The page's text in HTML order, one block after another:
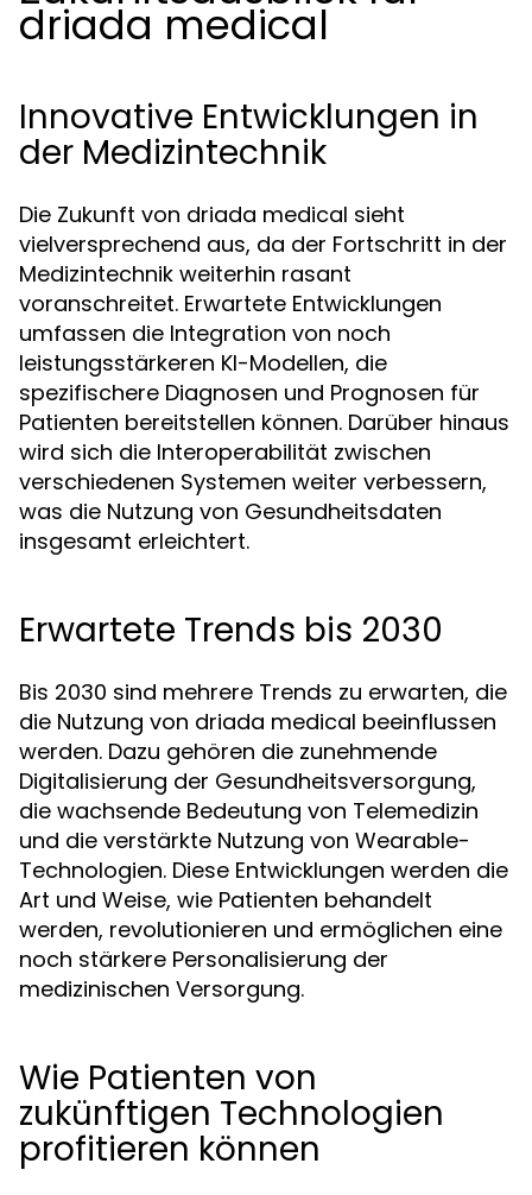
driada medical
Innovative Entwicklungen in
der Medizintechnik
Die Zukunft von driada medical sieht
vielversprechend aus, da der Fortschritt in der
Medizintechnik weiterhin rasant
voranschreitet. Erwartete Entwicklungen
umfassen die Integration von noch
leistungsstärkeren KI-Modellen, die
spezifischere Diagnosen und Prognosen für
Patienten bereitstellen können. Darüber hinaus
wird sich die Interoperabilität zwischen
verschiedenen Systemen weiter verbessern,
was die Nutzung von Gesundheitsdaten
insgesamt erleichtert.
Erwartete Trends bis 2030
Bis 2030 sind mehrere Trends zu erwarten, die
die Nutzung von driada medical beeinflussen
werden. Dazu gehören die zunehmende
Digitalisierung der Gesundheitsversorgung,
die wachsende Bedeutung von Telemedizin
und die verstärkte Nutzung von Wearable-
Technologien. Diese Entwicklungen werden die
Art und Weise, wie Patienten behandelt
werden, revolutionieren und ermöglichen eine
noch stärkere Personalisierung der
medizinischen Versorgung.
Wie Patienten von
zukünftigen Technologien
profitieren können